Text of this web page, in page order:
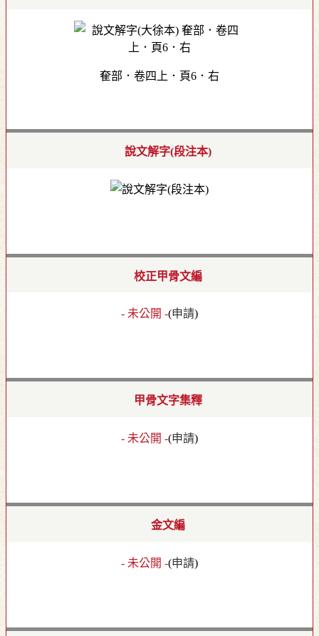
奞部．卷四上．頁6．右
說文解字(段注本)
校正甲骨文編
- 未公開 -(申請)
甲骨文字集釋
- 未公開 -(申請)
金文編
- 未公開 -(申請)